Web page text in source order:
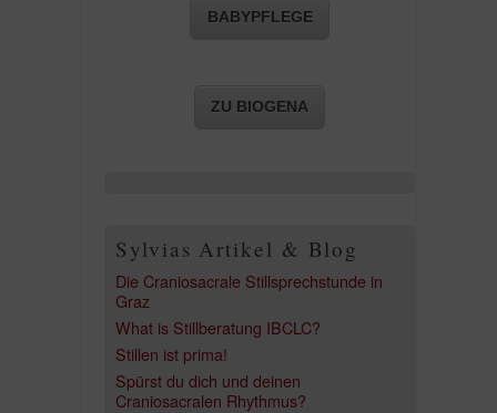
BABYPFLEGE
ZU BIOGENA
Sylvias Artikel & Blog
Die Craniosacrale Stillsprechstunde in
Graz
What is Stillberatung IBCLC?
Stillen ist prima!
Spürst du dich und deinen
Craniosacralen Rhythmus?